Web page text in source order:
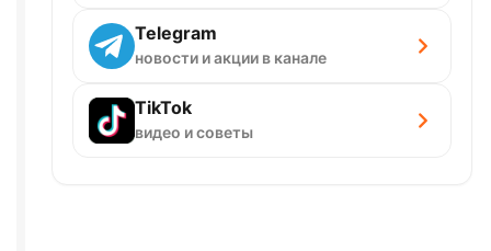
Telegram
новости и акции в канале
TikTok
видео и советы